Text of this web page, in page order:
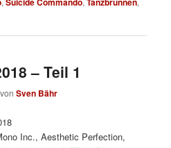
– Teil 1
vonSven Bähr
Inc., Aesthetic Perfection,